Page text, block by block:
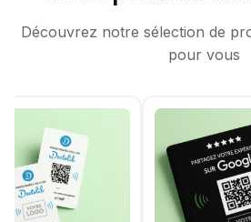
Découvrez notre sélection de
pour vous